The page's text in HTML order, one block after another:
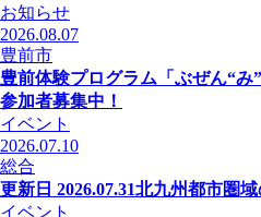
お知らせ
2026.08.07
豊前市
豊前体験プログラム「ぶぜん“
参加者募集中！
イベント
2026.07.10
総合
更新日 2026.07.31北九州都市圏
イベント